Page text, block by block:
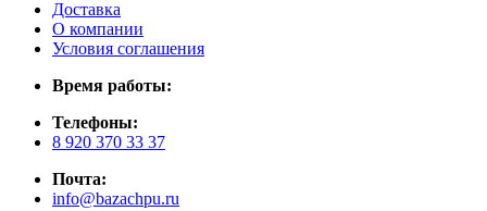
Доставка
О компании
Условия соглашения
Время работы:
Телефоны:
8 920 370 33 37
Почта:
info@bazachpu.ru